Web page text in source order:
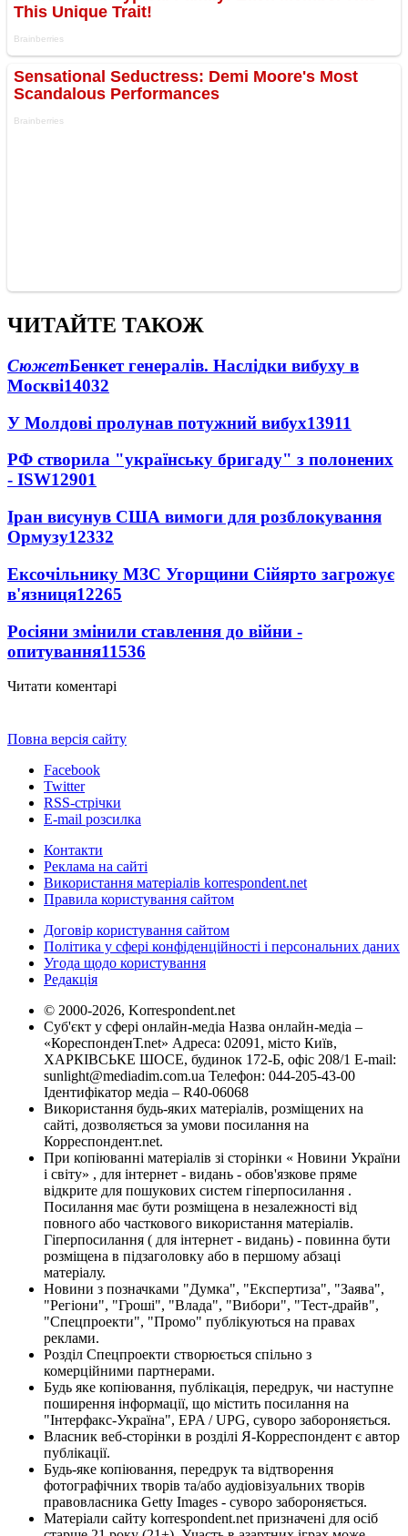
ЧИТАЙТЕ ТАКОЖ
СюжетБенкет генералів. Наслідки вибуху в
Москві14032
У Молдові пролунав потужний вибух13911
РФ створила "українську бригаду" з полонених
- ISW12901
Іран висунув США вимоги для розблокування
Ормузу12332
Ексочільнику МЗС Угорщини Сійярто загрожує
в'язниця12265
Росіяни змінили ставлення до війни -
опитування11536
Читати коментарі
Повна версія сайту
Facebook
Twitter
RSS-стрічки
E-mail розсилка
Контакти
Реклама на сайті
Використання матеріалів korrespondent.net
Правила користування сайтом
Договір користування сайтом
Політика у сфері конфіденційності і персональних даних
Угода щодо користування
Редакція
© 2000-2026, Korrespondent.net
Суб'єкт у сфері онлайн-медіа Назва онлайн-медіа –
«КореспонденТ.net» Адреса: 02091, місто Київ,
ХАРКІВСЬКЕ ШОСЕ, будинок 172-Б, офіс 208/1 E-mail:
sunlight@mediadim.com.ua Телефон: 044-205-43-00
Ідентифікатор медіа – R40-06068
Використання будь-яких матеріалів, розміщених на
сайті, дозволяється за умови посилання на
Корреспондент.net.
При копіюванні матеріалів зі сторінки « Новини України
і світу» , для інтернет - видань - обов'язкове пряме
відкрите для пошукових систем гіперпосилання .
Посилання має бути розміщена в незалежності від
повного або часткового використання матеріалів.
Гіперпосилання ( для інтернет - видань) - повинна бути
розміщена в підзаголовку або в першому абзаці
матеріалу.
Новини з позначками "Думка", "Експертиза", "Заява",
"Регіони", "Гроші", "Влада", "Вибори", "Тест-драйв",
"Спецпроекти", "Промо" публікуються на правах
реклами.
Розділ Спецпроекти створюється спільно з
комерційними партнерами.
Будь яке копіювання, публікація, передрук, чи наступне
поширення інформації, що містить посилання на
"Інтерфакс-Україна", EPA / UPG, суворо забороняється.
Власник веб-сторінки в розділі Я-Корреспондент є автор
публікації.
Будь-яке копіювання, передрук та відтворення
фотографічних творів та/або аудіовізуальних творів
правовласника Getty Images - суворо забороняється.
Матеріали сайту korrespondent.net призначені для осіб